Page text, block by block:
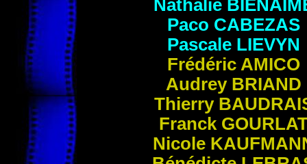
Nathalie
Paco CABEZAS
Pascale LIEVYN
Frédéric AMICO
Audrey BRIAND
Thierry
Franck
Nicole